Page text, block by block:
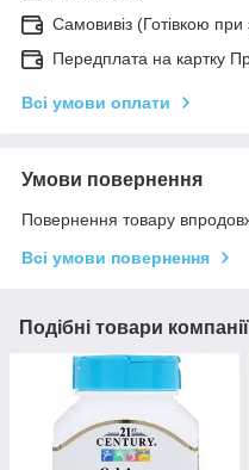
Самовивіз (Готівкою при
Передплата на картку
Всі умови оплати
Умови повернення
Повернення товару
Всі умови повернення
Подібні товари компанії